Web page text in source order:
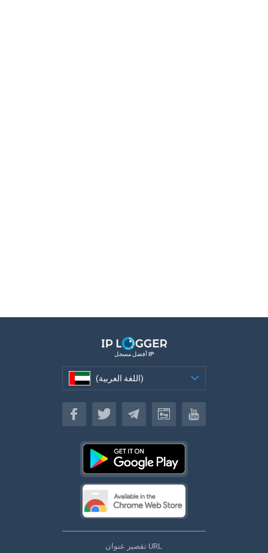
أفضل مسجل IP
(اللغة العربية)
(اللغة العربية)
تقصير عنوان URL